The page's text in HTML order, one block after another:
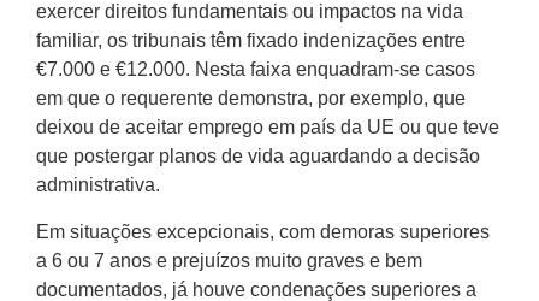
exercer direitos fundamentais ou impactos na vida
familiar, os tribunais têm fixado indenizações entre
€7.000 e €12.000. Nesta faixa enquadram-se casos
em que o requerente demonstra, por exemplo, que
deixou de aceitar emprego em país da UE ou que teve
que postergar planos de vida aguardando a decisão
administrativa.
Em situações excepcionais, com demoras superiores
a 6 ou 7 anos e prejuízos muito graves e bem
documentados, já houve condenações superiores a